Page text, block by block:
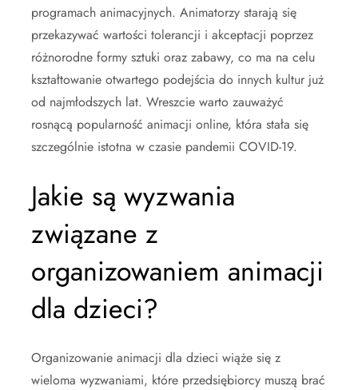
programach animacyjnych. Animatorzy starają się
przekazywać wartości tolerancji i akceptacji poprzez
różnorodne formy sztuki oraz zabawy, co ma na celu
kształtowanie otwartego podejścia do innych kultur już
od najmłodszych lat. Wreszcie warto zauważyć
rosnącą popularność animacji online, która stała się
szczególnie istotna w czasie pandemii COVID-19.
Jakie są wyzwania
związane z
organizowaniem animacji
dla dzieci?
Organizowanie animacji dla dzieci wiąże się z
wieloma wyzwaniami, które przedsiębiorcy muszą brać